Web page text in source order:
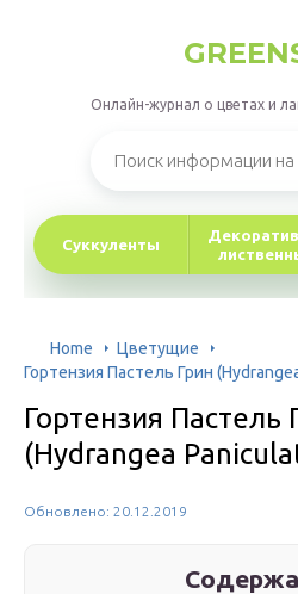
Онлайн-журнал о цветах и
Суккуленты
Home
Цветущие
Гортензия Пастель Грин
Гортензия Пастель
(Hydrangea
Обновлено: 20.12.2019